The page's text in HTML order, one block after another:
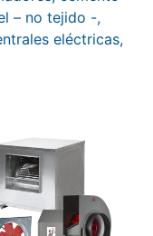
– no tejido -,
eléctricas,